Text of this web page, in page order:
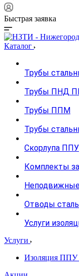
Быстрая заявка
Каталог
Трубы
Трубы ПНД
Трубы ППМ
Трубы
Скорлупа ППУ
Комплекты
Отводы
Услуги
Услуги
Изоляция ППУ